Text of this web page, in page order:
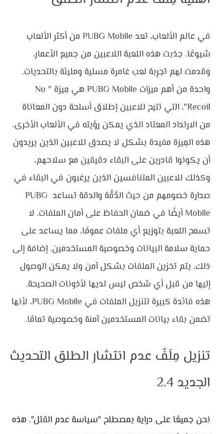
واحدة من أهم ميزات PUBG Mobile هي مِيزة "No
صدارة خصومهم من حيث الدَّقَّة والدقة تساعد PUBG
تضمن بقاء بيانات المستخدمين آمنة وخصوصية تمامًا.
الجديد 2.4
نحن جميعًا على دراية بمصطلح "سياسة عدم القتل". هذه